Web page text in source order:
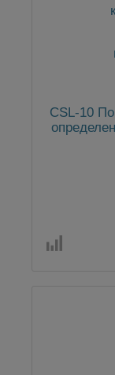
CSL-10